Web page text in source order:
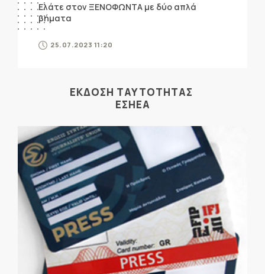
Ελάτε στον ΞΕΝΟΦΩΝΤΑ με δύο απλά
βήματα
25.07.2023 11:20
ΕΚΔΟΣΗ ΤΑΥΤΟΤΗΤΑΣ
ΕΣΗΕΑ